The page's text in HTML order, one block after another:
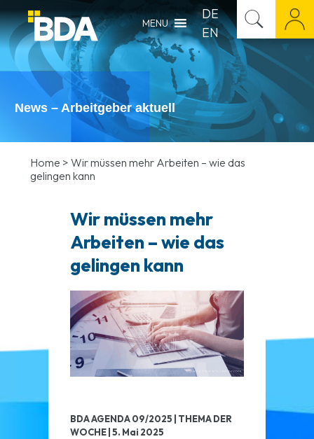
MENU
DE
EN
News – Arbeitgeber aktuell
Home > Wir müssen mehr Arbeiten – wie das
gelingen kann
Wir müssen mehr
Arbeiten – wie das
gelingen kann
BDA AGENDA 09/2025 | THEMA DER
WOCHE | 5. Mai 2025